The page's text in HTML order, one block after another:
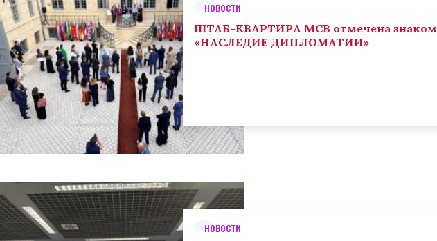
НОВОСТИ
ШТАБ-КВАРТИРА МСВ отмечена знаком
«НАСЛЕДИЕ ДИПЛОМАТИИ»
НОВОСТИ